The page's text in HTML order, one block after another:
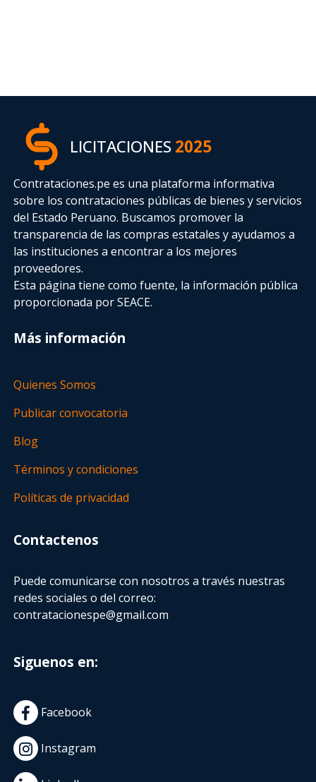
LICITACIONES2025
Contrataciones.pe es una plataforma informativa
sobre los contrataciones públicas de bienes y servicios
del Estado Peruano. Buscamos promover la
transparencia de las compras estatalesy ayudamos a
las instituciones a encontrar a los mejores
proveedores.
Esta página tiene como fuente, la información pública
proporcionada por SEACE.
Más información
Quienes Somos
Publicar convocatoria
Blog
Términos y condiciones
Políticas de privacidad
Contactenos
Puede comunicarse con nosotros a través nuestras
redes sociales o del correo:
contratacionespe@gmail.com
Siguenos en:
Facebook
Instagram